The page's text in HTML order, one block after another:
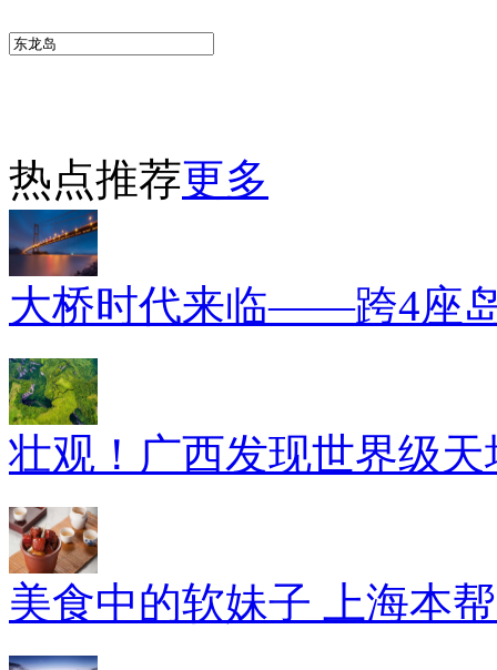
热点推荐更多
大桥时代来临——跨4座
壮观！广西发现世界级
美食中的软妹子 上海本